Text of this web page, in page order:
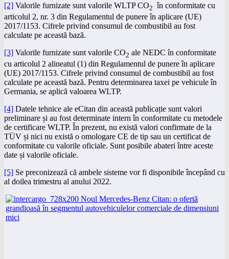
[2] Valorile furnizate sunt valorile WLTP CO2 în conformitate cu
articolul 2, nr. 3 din Regulamentul de punere în aplicare (UE)
2017/1153. Cifrele privind consumul de combustibil au fost
calculate pe această bază.
[3] Valorile furnizate sunt valorile CO2 ale NEDC în conformitate
cu articolul 2 alineatul (1) din Regulamentul de punere în aplicare
(UE) 2017/1153. Cifrele privind consumul de combustibil au fost
calculate pe această bază. Pentru determinarea taxei pe vehicule în
Germania, se aplică valoarea WLTP.
[4] Datele tehnice ale eCitan din această publicație sunt valori
preliminare și au fost determinate intern în conformitate cu metodele
de certificare WLTP. În prezent, nu există valori confirmate de la
TÜV și nici nu există o omologare CE de tip sau un certificat de
conformitate cu valorile oficiale. Sunt posibile abateri între aceste
date și valorile oficiale.
[5] Se preconizează că ambele sisteme vor fi disponibile începând cu
al doilea trimestru al anului 2022.